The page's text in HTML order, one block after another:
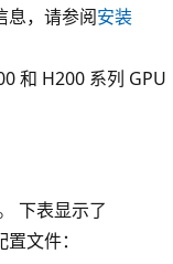
息，请参阅安装
和 H200 系列 GPU
下表显示了
文件：